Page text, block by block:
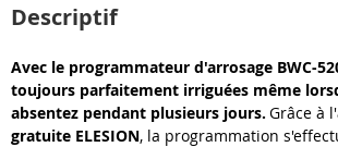
Descriptif
Avec le programmateur d'arrosage BWC-
toujours parfaitement irriguées même
absentez pendant plusieurs jours. Grâce à l'
gratuite ELESION, la programmation